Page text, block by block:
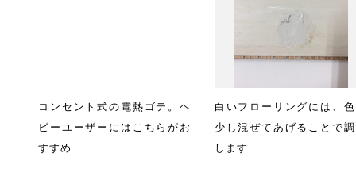
コンセント式の電熱ゴテ。ヘ
ビーユーザーにはこちらがお
すすめ
白いフローリングには、
少し混ぜてあげることで
します